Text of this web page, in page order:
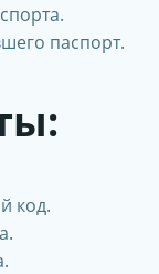
паспорт.
код.